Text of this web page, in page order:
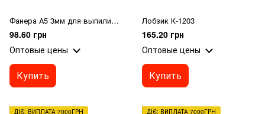
Фанера А5 3мм для выпиливания и выпаливания
98.60 грн
Оптовые цены
Купить
Лобзик К-1203
165.20 грн
Оптовые цены
Купить
ДІЄ: ВИПЛАТА 7000ГРН
ДІЄ: ВИПЛАТА 7000ГРН